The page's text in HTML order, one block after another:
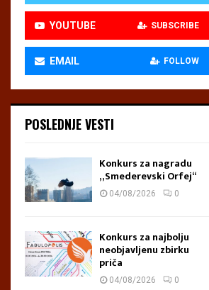
YOUTUBE SUBSCRIBE
EMAIL FOLLOW
POSLEDNJE VESTI
Konkurs za nagradu
„Smederevski Orfej“
04/08/2026 0
Konkurs za najbolju
neobjavljenu zbirku
priča
04/08/2026 0